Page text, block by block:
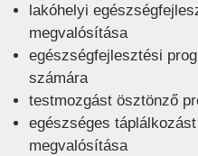
lakóhelyi
megvalósítása
egészségfejlesztési
számára
testmozgást ösztönző
egészséges
megvalósítása